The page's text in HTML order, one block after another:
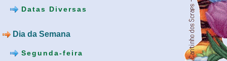
Datas Diversas
Dia da Semana
Segunda-feira